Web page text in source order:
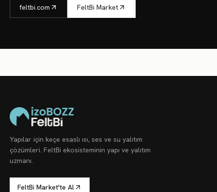
feltbi.com FeltBi Market
Yapılar için keçe esaslı ısı, ses ve su yalıtım
çözümleri. FeltBi ekosisteminin yapı ve yalıtım
uzmanı.
FeltBi Market'te Al